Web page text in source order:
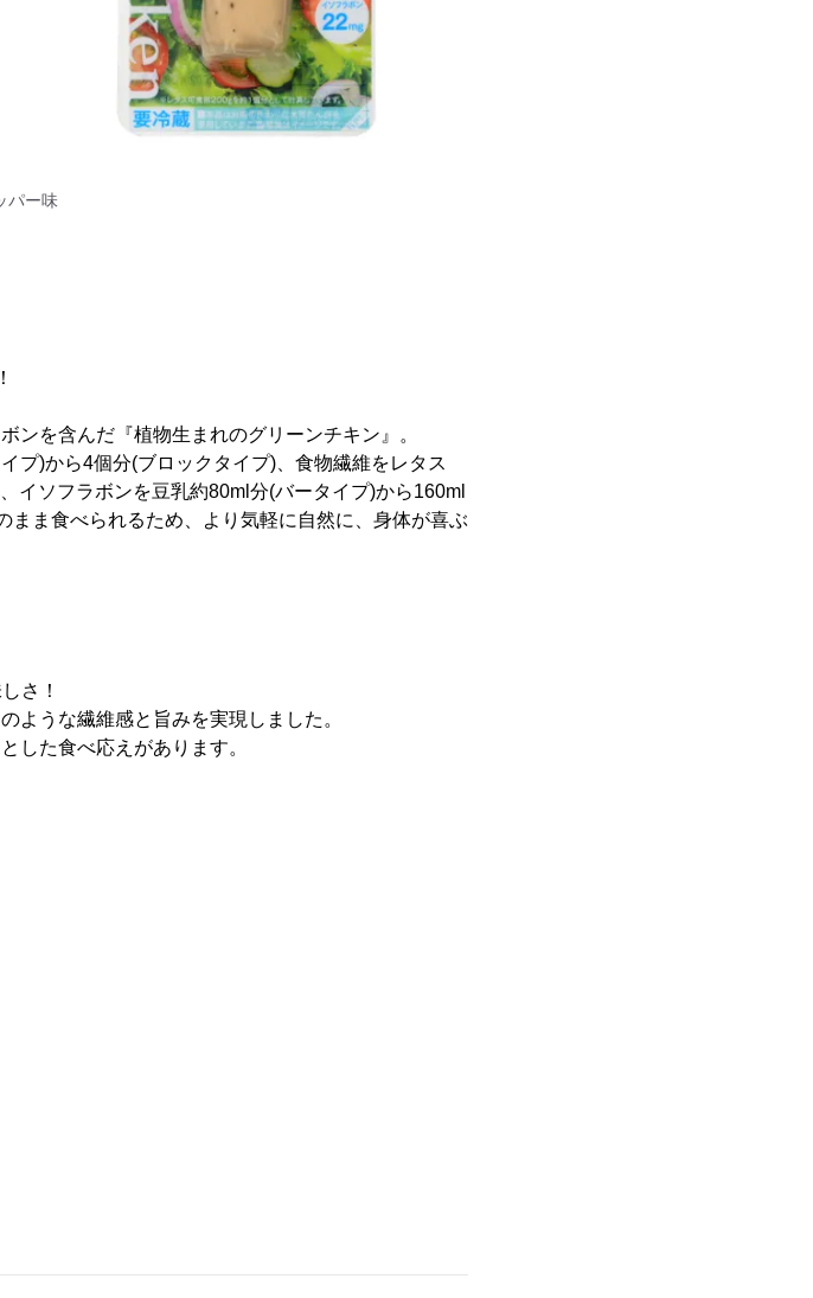
パー味
ンを含んだ『植物生まれのグリーンチキン』。
プ)から4個分(ブロックタイプ)、食物繊維をレタス
イソフラボンを豆乳約80ml分(バータイプ)から160ml
ま食べられるため、より気軽に自然に、身体が喜ぶ
さ！
ような繊維感と旨みを実現しました。
した食べ応えがあります。